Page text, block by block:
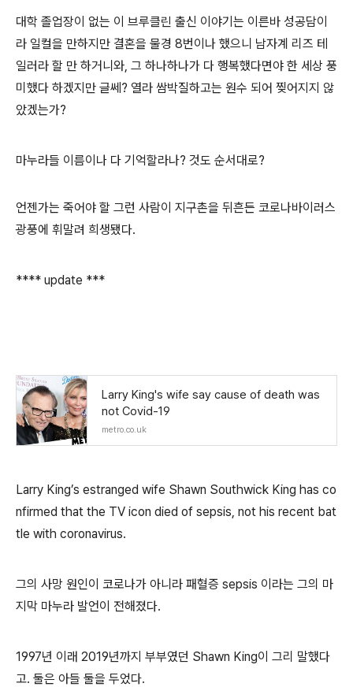
대학 졸업장이 없는 이 브루클린 출신 이야기는 이른바 성공담이
라 일컬을 만하지만 결혼을 물경 8번이나 했으니 남자계 리즈 테
일러라 할 만 하거니와, 그 하나하나가 다 행복했다면야 한 세상 풍
미했다 하겠지만 글쎄? 열라 쌈박질하고는 원수 되어 찢어지지 않
았겠는가?
마누라들 이름이나 다 기억할라나? 것도 순서대로?
언젠가는 죽어야 할 그런 사람이 지구촌을 뒤흔든 코로나바이러스
광풍에 휘말려 희생됐다.
**** update ***
Larry King's wife say cause of death was
not Covid-19
metro.co.uk
Larry King’s estranged wife Shawn Southwick King has co
nfirmed that the TV icon died of sepsis, not his recent bat
tle with coronavirus.
그의 사망 원인이 코로나가 아니라 패혈증 sepsis 이라는 그의 마
지막 마누라 발언이 전해졌다.
1997년 이래 2019년까지 부부였던 Shawn King이 그리 말했다
고. 둘은 아들 둘을 두었다.